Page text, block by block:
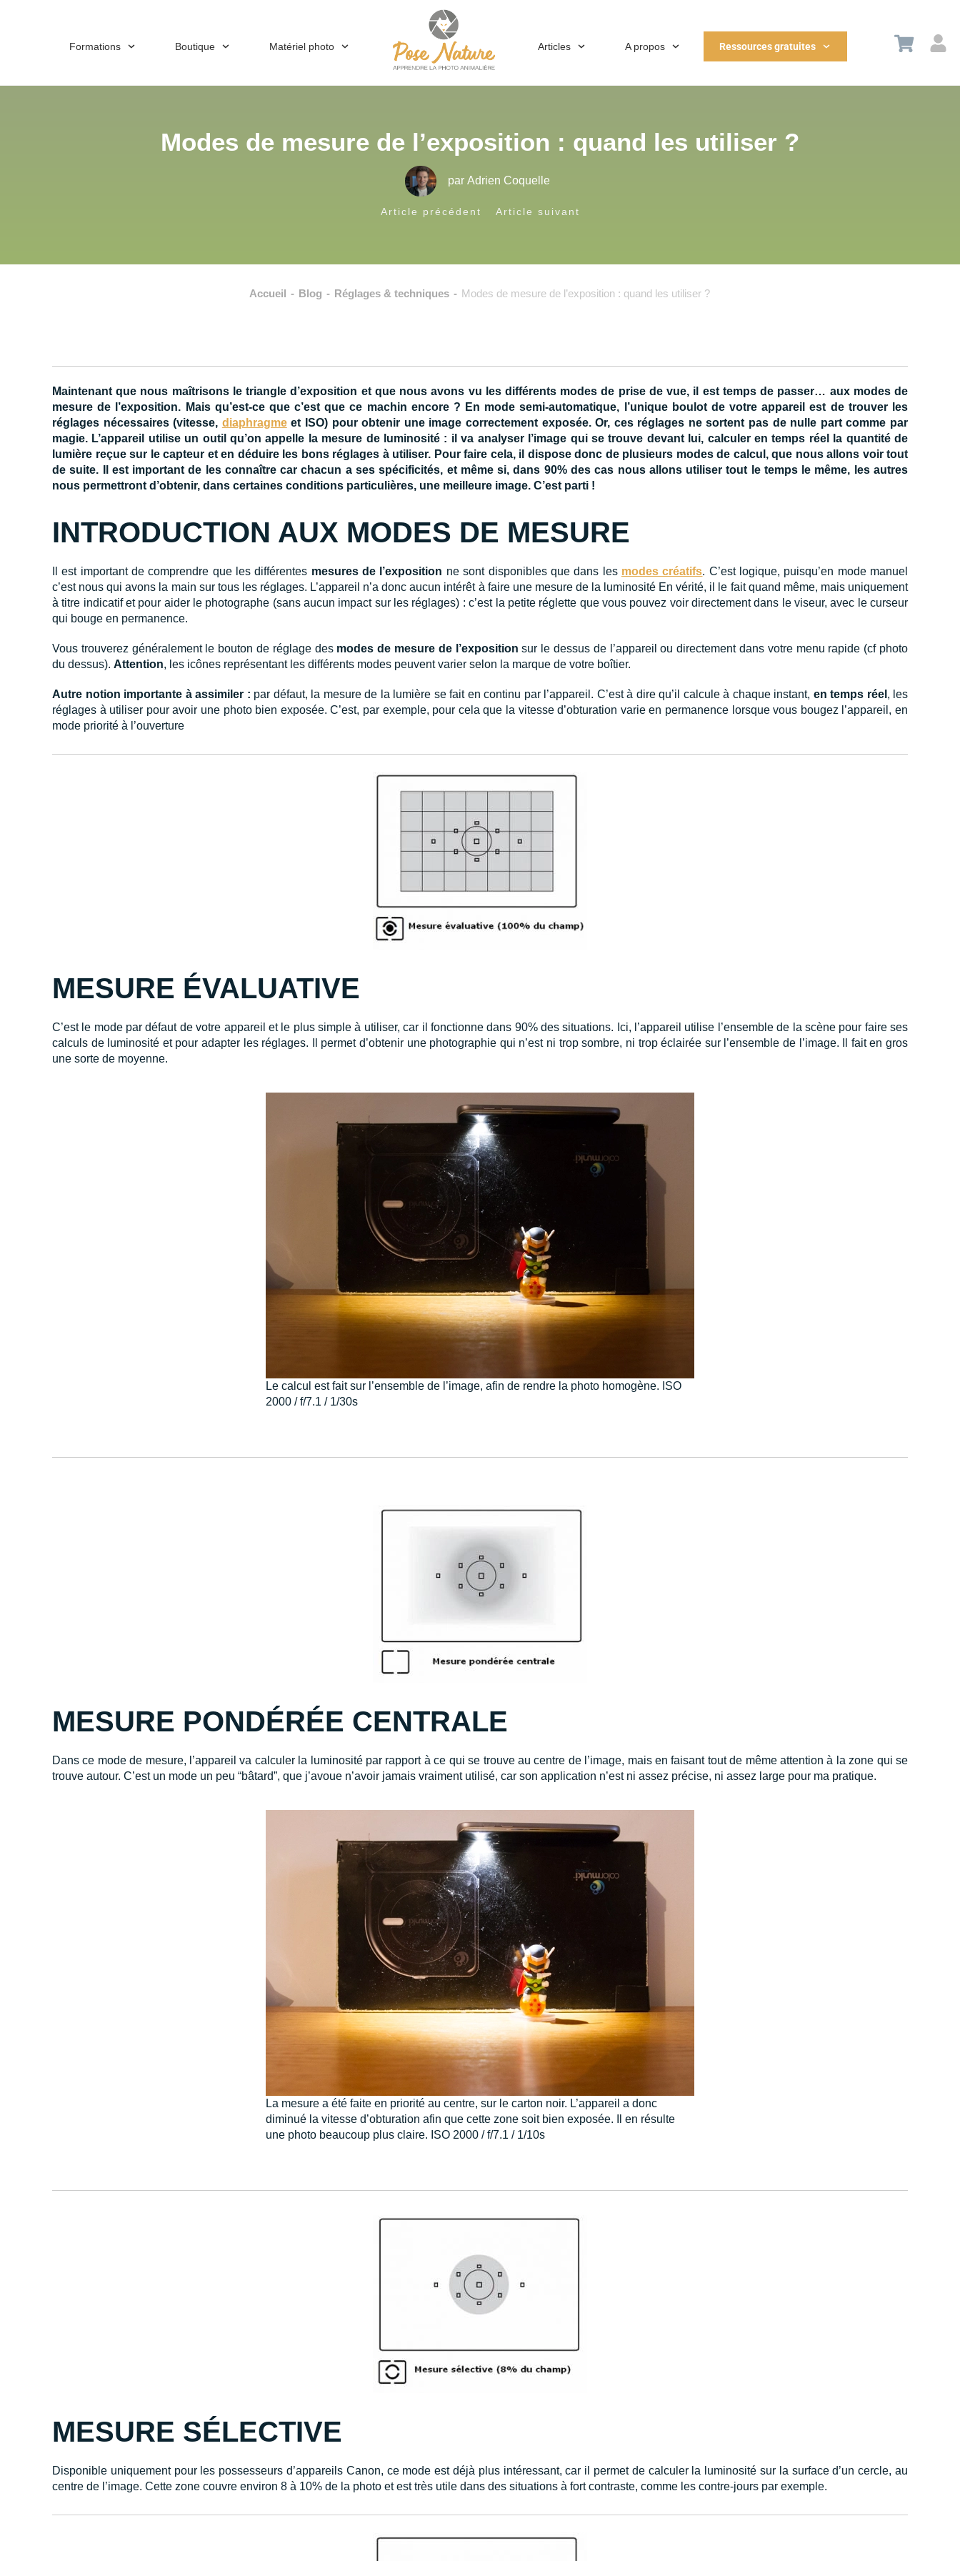
Formations Boutique Matériel photo Articles A propos Ressources gratuites
Modes de mesure de l’exposition : quand les utiliser ?
par Adrien Coquelle
Article précédent Article suivant
Accueil - Blog - Réglages & techniques - Modes de mesure de l’exposition : quand les utiliser ?
Maintenant que nous maîtrisons le triangle d’exposition et que nous avons vu les différents modes de prise de vue, il est temps de passer… aux modes de
mesure de l’exposition. Mais qu’est-ce que c’est que ce machin encore ? En mode semi-automatique, l’unique boulot de votre appareil est de trouver les
réglages nécessaires (vitesse, diaphragmeet ISO) pour obtenir une image correctement exposée. Or, ces réglages ne sortent pas de nulle part comme par
magie. L’appareil utilise un outil qu’on appelle la mesure de luminosité : il va analyser l’image qui se trouve devant lui, calculer en temps réel la quantité de
lumière reçue sur le capteur et en déduire les bons réglages à utiliser. Pour faire cela, il dispose donc de plusieurs modes de calcul, que nous allons voir tout
de suite. Il est important de les connaître car chacun a ses spécificités, et même si, dans 90% des cas nous allons utiliser tout le temps le même, les autres
nous permettront d’obtenir, dans certaines conditions particulières, une meilleure image. C’est parti !
INTRODUCTION AUX MODES DE MESURE
Il est important de comprendre que les différentes mesures de l’exposition ne sont disponibles que dans les modes créatifs. C’est logique, puisqu’en mode manuel
c’est nous qui avons la main sur tous les réglages. L’appareil n’a donc aucun intérêt à faire une mesure de la luminosité En vérité, il le fait quand même, mais uniquement
à titre indicatif et pour aider le photographe (sans aucun impact sur les réglages) : c’est la petite réglette que vous pouvez voir directement dans le viseur, avec le curseur
qui bouge en permanence.
Vous trouverez généralement le bouton de réglage des modes de mesure de l’exposition sur le dessus de l’appareil ou directement dans votre menu rapide (cf photo
du dessus). Attention, les icônes représentant les différents modes peuvent varier selon la marque de votre boîtier.
Autre notion importante à assimiler : par défaut, la mesure de la lumière se fait en continu par l’appareil. C’est à dire qu’il calcule à chaque instant, en temps réel , les
réglages à utiliser pour avoir une photo bien exposée. C’est, par exemple, pour cela que la vitesse d’obturation varie en permanence lorsque vous bougez l’appareil, en
mode priorité à l’ouverture
MESURE ÉVALUATIVE
C’est le mode par défaut de votre appareil et le plus simple à utiliser, car il fonctionne dans 90% des situations. Ici, l’appareil utilise l’ensemble de la scène pour faire ses
calculs de luminosité et pour adapter les réglages. Il permet d’obtenir une photographie qui n’est ni trop sombre, ni trop éclairée sur l’ensemble de l’image. Il fait en gros
une sorte de moyenne.
Le calcul est fait sur l’ensemble de l’image, afin de rendre la photo homogène. ISO
2000 / f/7.1 / 1/30s
MESURE PONDÉRÉE CENTRALE
Dans ce mode de mesure, l’appareil va calculer la luminosité par rapport à ce qui se trouve au centre de l’image, mais en faisant tout de même attention à la zone qui se
trouve autour. C’est un mode un peu “bâtard”, que j’avoue n’avoir jamais vraiment utilisé, car son application n’est ni assez précise, ni assez large pour ma pratique.
La mesure a été faite en priorité au centre, sur le carton noir. L’appareil a donc
diminué la vitesse d’obturation afin que cette zone soit bien exposée. Il en résulte
une photo beaucoup plus claire. ISO 2000 / f/7.1 / 1/10s
MESURE SÉLECTIVE
Disponible uniquement pour les possesseurs d’appareils Canon, ce mode est déjà plus intéressant, car il permet de calculer la luminosité sur la surface d’un cercle, au
centre de l’image. Cette zone couvre environ 8 à 10% de la photo et est très utile dans des situations à fort contraste, comme les contre-jours par exemple.